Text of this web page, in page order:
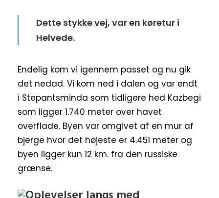
Dette stykke vej, var en køretur i
Helvede.
Endelig kom vi igennem passet og nu gik
det nedad. Vi kom ned i dalen og var endt
i Stepantsminda som tidligere hed Kazbegi
som ligger 1.740 meter over havet
overflade. Byen var omgivet af en mur af
bjerge hvor det højeste er 4.451 meter og
byen ligger kun 12 km. fra den russiske
grænse.